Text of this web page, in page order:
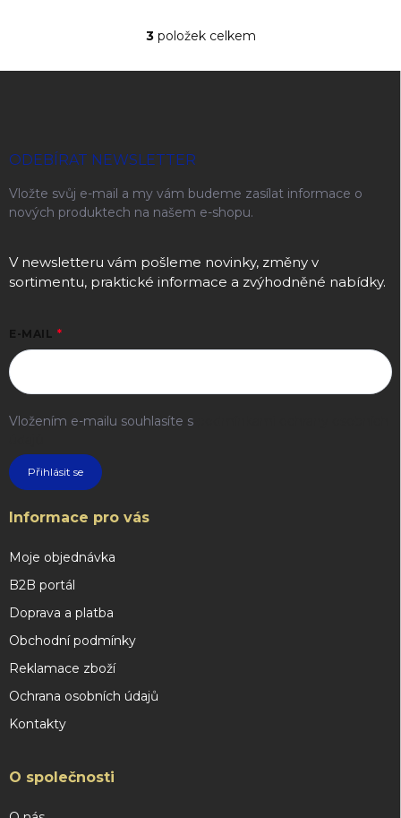
Ovládací prvky výpisu
3položek celkem
ODEBÍRAT NEWSLETTER
Vložte svůj e-mail a my vám budeme zasílat informace o
nových produktech na našem e-shopu.
V newsletteru vám pošleme novinky, změny v
sortimentu, praktické informace a zvýhodněné nabídky.
E-MAIL
Vložením e-mailu souhlasíte s
Přihlásit se
Informace pro vás
Moje objednávka
B2B portál
Doprava a platba
Obchodní podmínky
Reklamace zboží
Ochrana osobních údajů
Kontakty
O společnosti